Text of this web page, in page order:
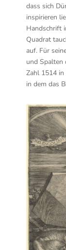
dass sich
inspirieren
Handschrift
Quadrat
auf. Für
und Spalten
Zahl 1514 in
in dem das